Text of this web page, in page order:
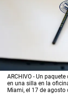
ARCHIVO - Un
en una silla en la
Miami, el 17 de agosto